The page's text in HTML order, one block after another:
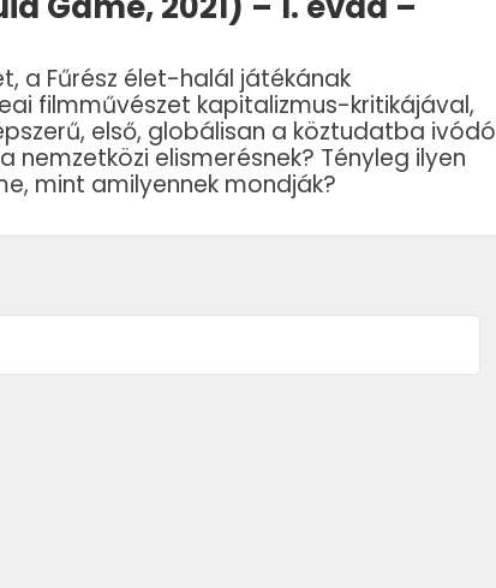
a Fűrész élet-halál játékának
filmművészet kapitalizmus-kritikájával,
első, globálisan a köztudatba ivódó
elismerésnek? Tényleg ilyen
mint amilyennek mondják?